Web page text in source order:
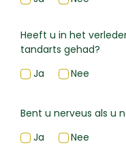
Heeft u in het
tandarts gehad?
Ja
Nee
Bent u nerveus als u
Ja
Nee